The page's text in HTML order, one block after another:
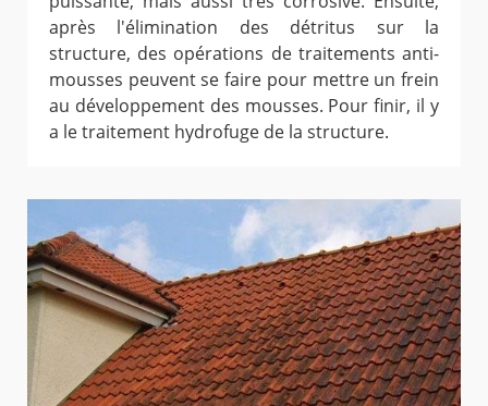
après l'élimination des détritus sur la
structure, des opérations de traitements anti-
mousses peuvent se faire pour mettre un frein
au développement des mousses. Pour finir, il y
a le traitement hydrofuge de la structure.